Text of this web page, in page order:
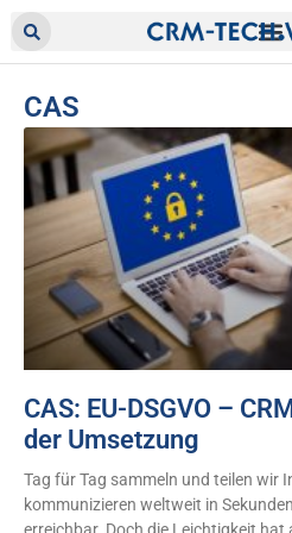
CAS
CAS: EU-DSGVO –
der Umsetzung
Tag für Tag sammeln und teilen wir
kommunizieren weltweit in